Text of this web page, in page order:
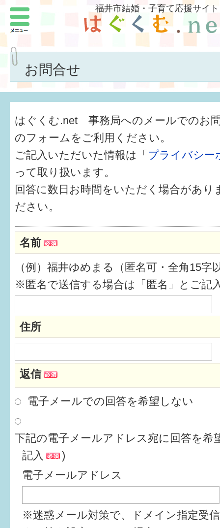
福井市結婚・子育て応援サイト
お問合せ
はぐくむ.net 事務局へのメールでのお
のフォームをご利用ください。
ご記入いただいた情報は「 プライバシー
って取り扱います。
回答に数日お時間をいただく場合があり
ださい。
名前
（例）福井ゆめまる（匿名可・全角15字
※匿名で送信する場合は「匿名」とご記
住所
返信
電子メールでの回答を希望しない
下記の電子メールアドレス宛に回答を希
記入
)
電子メールアドレス
※迷惑メール対策で、ドメイン指定受
メニュー
結婚したい
子どもがほしい
福井の子育て環境
子どもを育てよう
もしものときの緊急連絡先
届出・手当・助成
健診・予防接種
仲間づくり・遊び場
子どもを預けたい
入園・入学
相談したい
さまざまな支援
子育てカレンダー
妊娠
3か月〜6か月
6か月〜1歳
1歳〜3歳
3歳〜就学前